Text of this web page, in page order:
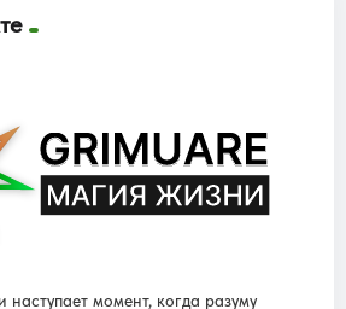
момент, когда разуму